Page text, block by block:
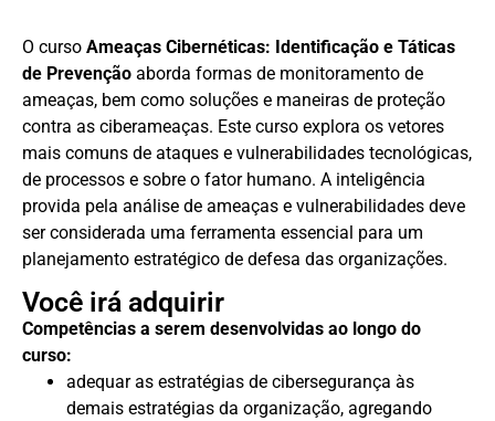
O curso Ameaças Cibernéticas: Identificação e Táticas
de Prevenção aborda formas de monitoramento de
ameaças, bem como soluções e maneiras de proteção
contra as ciberameaças. Este curso explora os vetores
mais comuns de ataques e vulnerabilidades tecnológicas,
de processos e sobre o fator humano. A inteligência
provida pela análise de ameaças e vulnerabilidades deve
ser considerada uma ferramenta essencial para um
planejamento estratégico de defesa das organizações.
Você irá adquirir
Competências a serem desenvolvidas ao longo do
curso:
adequar as estratégias de cibersegurança às
demais estratégias da organização, agregando